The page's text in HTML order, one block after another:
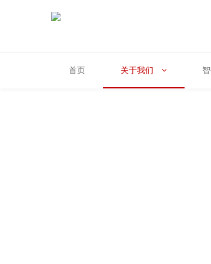
首页 关于我们